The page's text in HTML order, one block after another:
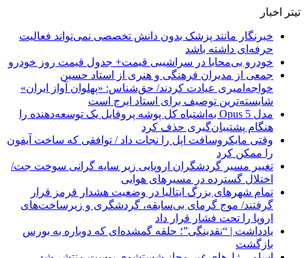
تیتر اخبار
خبرنگار مانند پزشک بدون دانش تخصصی نمی‌تواند فعالیت
حرفه‌ای داشته باشد
خودرو بی‌محابا در سراشیبی قیمت+ جدول قیمت روز خودرو
جمعی از مدیران فرهنگی و هنری از استاد حسین
خواجه‌امیری عیادت کردند/ حق‌شناس: «پهلوان آواز ایران»
شایسته‌ترین توصیف برای استاد ایرج است
مدل Opus 5 به‌اشتباه کل پوشه پروفایل یک توسعه‌دهنده را
هنگام پشتیبان‌گیری حذف کرد
وقتی مایکروسافت اپل را نجات داد / توافقی که ساخت آیفون
را ممکن کرد
تغییر مسیر گردشگران اروپایی زیر سایه گرانی سوخت جت/
اختلال گسترده در مسیرهای هوایی
تمام شهرهای بزرگ ایتالیا در وضعیت هشدار قرمز قرار
گرفتند/ موج گرمای بی‌سابقه، گردشگری و زیرساخت‌های
اروپا را تحت فشار قرار داد
یادداشت | “نقدینگی”؛ حلقه گمشده‌ای که دوباره به بورس
بازگشت